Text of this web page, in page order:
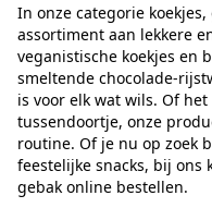
In onze categorie
assortiment aan lekkere
veganistische koekjes en
smeltende chocolade-
is voor elk wat wils. Of
tussendoortje, onze
routine. Of je nu op zoek
feestelijke snacks, bij ons
gebak online bestellen.